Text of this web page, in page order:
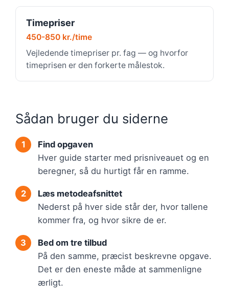
Timepriser
450-850 kr./time
Vejledende timepriser pr. fag — og hvorfor
timeprisen er den forkerte målestok.
Sådan bruger du siderne
Find opgaven
Hver guide starter med prisniveauet og en
beregner, så du hurtigt får en ramme.
Læs metodeafsnittet
Nederst på hver side står der, hvor tallene
kommer fra, og hvor sikre de er.
Bed om tre tilbud
På den samme, præcist beskrevne opgave.
Det er den eneste måde at sammenligne
ærligt.